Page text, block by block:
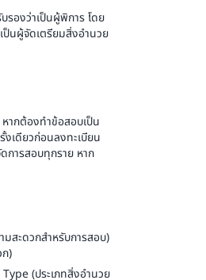
รองว่าเป็นผู้พิการ โดย
ป็นผู้จัดเตรียมสิ่งอำนวย
ากต้องทำข้อสอบเป็น
เดียวก่อนลงทะเบียน
การสอบทุกราย หาก
สะดวกสำหรับการสอบ)
)
(ประเภทสิ่งอำนวย